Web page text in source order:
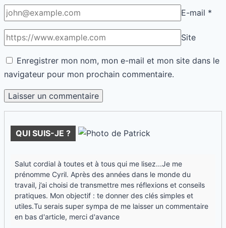
E-mail *
Site
Enregistrer mon nom, mon e-mail et mon site dans le
navigateur pour mon prochain commentaire.
QUI SUIS-JE ?
Salut cordial à toutes et à tous qui me lisez...Je me
prénomme Cyril. Après des années dans le monde du
travail, j’ai choisi de transmettre mes réflexions et conseils
pratiques. Mon objectif : te donner des clés simples et
utiles.Tu serais super sympa de me laisser un commentaire
en bas d'article, merci d'avance